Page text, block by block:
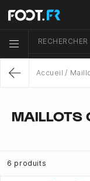
Menu list icon
RECHERCHER
Accueil
MAILLOTS
6 produits